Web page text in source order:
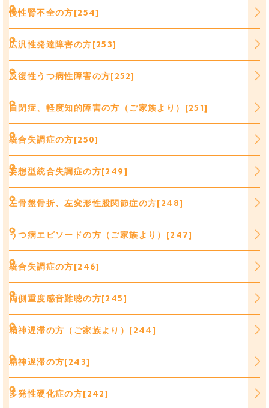
慢性腎不全の方[254]
広汎性発達障害の方[253]
反復性うつ病性障害の方[252]
自閉症、軽度知的障害の方（ご家族より）[251]
統合失調症の方[250]
妄想型統合失調症の方[249]
左骨盤骨折、左変形性股関節症の方[248]
うつ病エピソードの方（ご家族より）[247]
統合失調症の方[246]
両側重度感音難聴の方[245]
精神遅滞の方（ご家族より）[244]
精神遅滞の方[243]
多発性硬化症の方[242]